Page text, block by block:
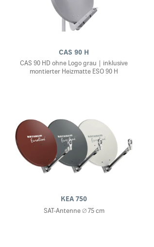
CAS 90 H
CAS 90 HD ohne Logo grau | inklusive
montierter Heizmatte ESO 90 H
KEA 750
SAT-Antenne ∅ 75 cm